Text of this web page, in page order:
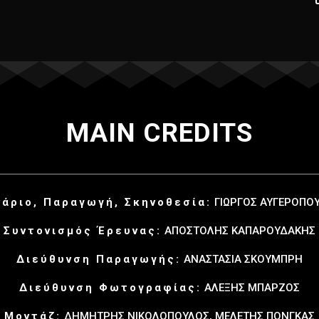
MAIN CREDITS
Παραγωγή, Σκηνοθεσία: ΓΙΩΡΓΟΣ
Συντονισμός Έρευνας: ΑΠΟΣΤΟΛΗΣ ΚΑΠΑΡΟΥΔΑΚΗΣ
Διεύθυνση Παραγωγής: ΑΝΑΣΤΑΣΙΑ ΣΚΟΥΜΠΡΗ
Διεύθυνση Φωτογραφίας: ΑΛΕΞΗΣ ΜΠΑΡΖΟΣ
Μοντάζ: ΔΗΜΗΤΡΗΣ ΝΙΚΟΛΟΠΟΥΛΟΣ, ΜΕΛΕΤΗΣ ΠΟΝΓΚΑΣ